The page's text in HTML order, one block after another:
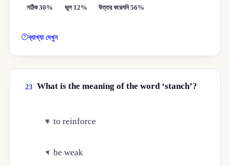
সঠিক 30% ভুল 12% উত্তর করেননি 56%
ব্যাখ্যা দেখুন
23 What is the meaning of the word ‘stanch’?
ক to reinforce
খ be weak